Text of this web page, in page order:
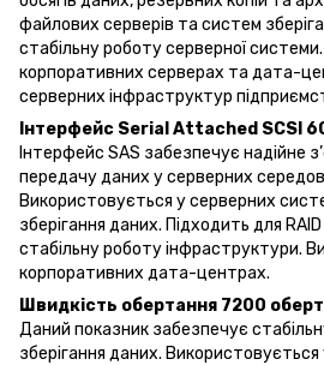
файлових серверів та систем
стабільну роботу серверної
корпоративних серверах та дата-
серверних інфраструктур
Інтерфейс Serial Attached SCSI
Інтерфейс SAS забезпечує надійне
передачу даних у серверних
Використовується у серверних
зберігання даних. Підходить для
стабільну роботу інфраструктури.
корпоративних дата-центрах.
Швидкість обертання 7200
Даний показник забезпечує
зберігання даних.